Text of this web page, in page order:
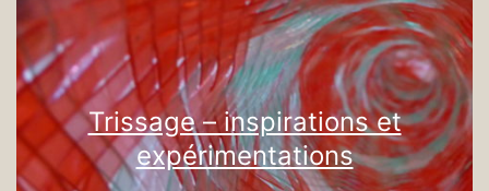
Trissage – inspirations et
expérimentations